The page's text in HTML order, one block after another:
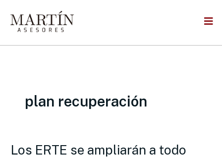
content
plan recuperación
Los ERTE se ampliarán a todo
Los